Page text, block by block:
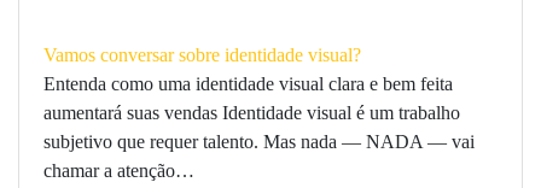
Vamos conversar sobre identidade visual?
Entenda como uma identidade visual clara e bem feita
aumentará suas vendas Identidade visual é um trabalho
subjetivo que requer talento. Mas nada — NADA — vai
chamar a atenção…